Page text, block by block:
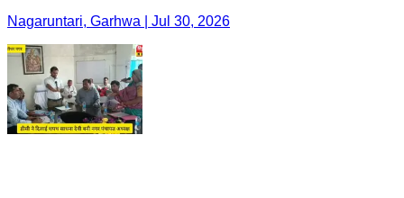
Nagaruntari, Garhwa | Jul 30, 2026